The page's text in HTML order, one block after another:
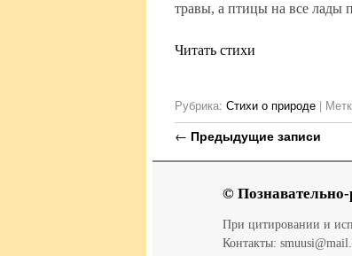
травы, а птицы на все
Читать стихи
Рубрика: Стихи о природе |
Навигация по записям
← Предыдущие записи
©
При цитировании и
Контакты: